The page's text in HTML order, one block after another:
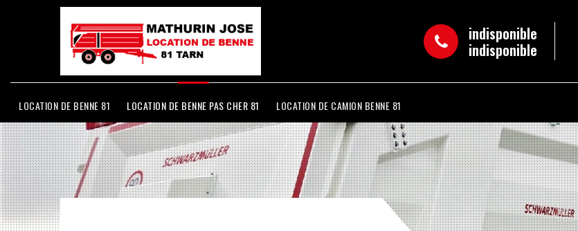
indisponible
indisponible
LOCATION DE BENNE 81 LOCATION DE BENNE PAS CHER 81 LOCATION DE CAMION BENNE 81